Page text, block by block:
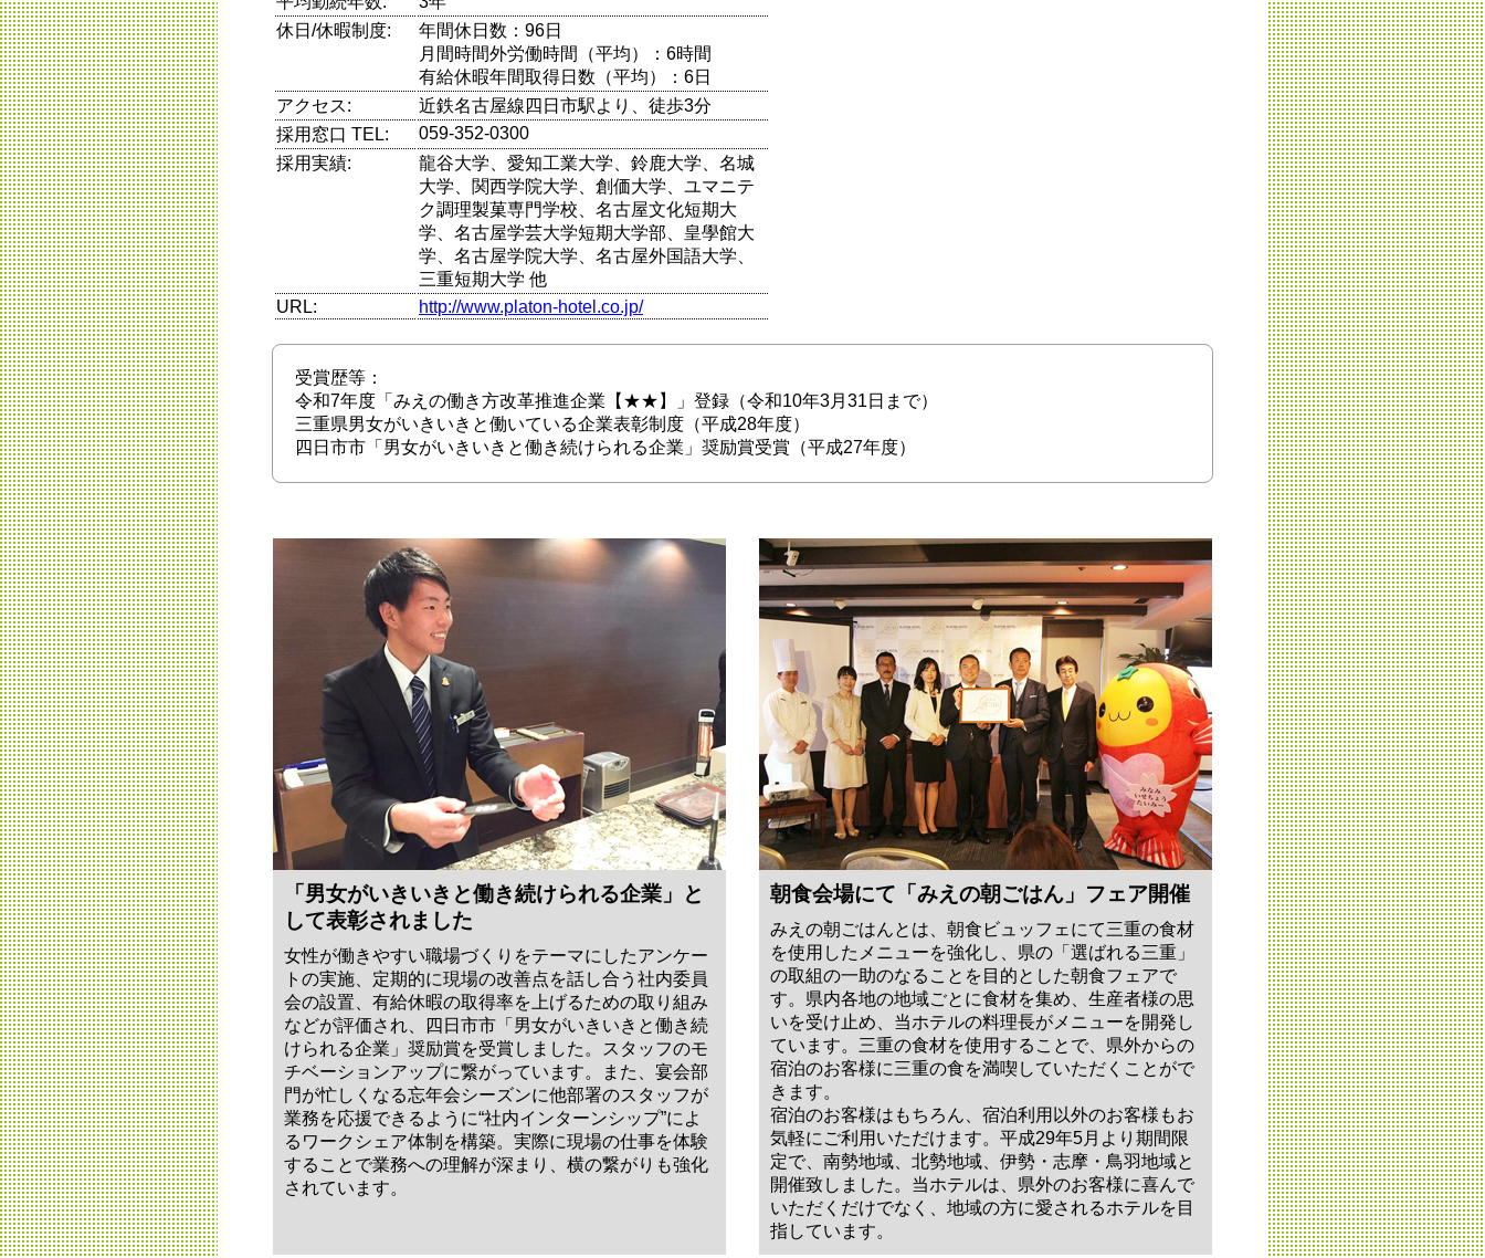
休日/休暇制度:
年間休日数：96日
月間時間外労働時間（平均）：6時間
有給休暇年間取得日数（平均）：6日
アクセス:
近鉄名古屋線四日市駅より、徒歩3分
採用窓口 TEL:
059-352-0300
採用実績:
龍谷大学、愛知工業大学、鈴鹿大学、名城
大学、関西学院大学、創価大学、ユマニテ
ク調理製菓専門学校、名古屋文化短期大
学、名古屋学芸大学短期大学部、皇學館大
学、名古屋学院大学、名古屋外国語大学、
三重短期大学 他
URL:
http://www.platon-hotel.co.jp/
受賞歴等：
令和7年度「みえの働き方改革推進企業【★★】」登録（令和10年3月31日まで）
三重県男女がいきいきと働いている企業表彰制度（平成28年度）
四日市市「男女がいきいきと働き続けられる企業」奨励賞受賞（平成27年度）
「男女がいきいきと働き続けられる企業」と
して表彰されました
女性が働きやすい職場づくりをテーマにしたアンケー
トの実施、定期的に現場の改善点を話し合う社内委員
会の設置、有給休暇の取得率を上げるための取り組み
などが評価され、四日市市「男女がいきいきと働き続
けられる企業」奨励賞を受賞しました。スタッフのモ
チベーションアップに繋がっています。また、宴会部
門が忙しくなる忘年会シーズンに他部署のスタッフが
業務を応援できるように“社内インターンシップ”によ
るワークシェア体制を構築。実際に現場の仕事を体験
することで業務への理解が深まり、横の繋がりも強化
されています。
朝食会場にて「みえの朝ごはん」フェア開催
みえの朝ごはんとは、朝食ビュッフェにて三重の食材
を使用したメニューを強化し、県の「選ばれる三重」
の取組の一助のなることを目的とした朝食フェアで
す。県内各地の地域ごとに食材を集め、生産者様の思
いを受け止め、当ホテルの料理長がメニューを開発し
ています。三重の食材を使用することで、県外からの
宿泊のお客様に三重の食を満喫していただくことがで
きます。
宿泊のお客様はもちろん、宿泊利用以外のお客様もお
気軽にご利用いただけます。平成29年5月より期間限
定で、南勢地域、北勢地域、伊勢・志摩・鳥羽地域と
開催致しました。当ホテルは、県外のお客様に喜んで
いただくだけでなく、地域の方に愛されるホテルを目
指しています。